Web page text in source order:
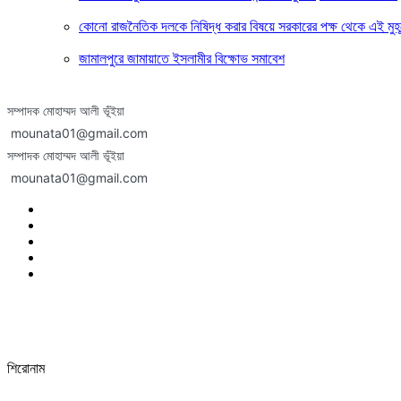
কোনো রাজনৈতিক দলকে নিষিদ্ধ করার বিষয়ে সরকারের পক্ষ থেকে এই
জামালপুরে জামায়াতে ইসলামীর বিক্ষোভ সমাবেশ
সম্পাদক মোহাম্মদ আলী ভূঁইয়া
mounata01@gmail.com
সম্পাদক মোহাম্মদ আলী ভূঁইয়া
mounata01@gmail.com
শিরোনাম